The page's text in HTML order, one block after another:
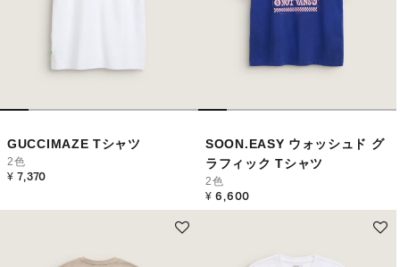
GUCCIMAZE Tシャツ
2色
¥ 7,370
SOON.EASY ウォッシュド グ
ラフィック Tシャツ
2色
¥ 6,600